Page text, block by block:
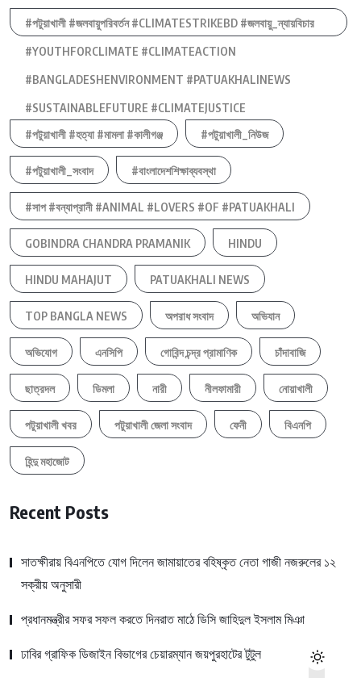
#পটুয়াখালী #জলবায়ুপরিবর্তন #CLIMATESTRIKEBD #জলবায়ু_ন্যায়বিচার
#YOUTHFORCLIMATE #CLIMATEACTION
#BANGLADESHENVIRONMENT #PATUAKHALINEWS
#SUSTAINABLEFUTURE #CLIMATEJUSTICE
#পটুয়াখালী #হত্যা #মামলা #কালীগঞ্জ
#পটুয়াখালী_নিউজ
#পটুয়াখালী_সংবাদ #বাংলাদেশশিক্ষাব্যবস্থা
#সাপ #বন্যাপ্রানী #ANIMAL #LOVERS #OF #PATUAKHALI
GOBINDRA CHANDRA PRAMANIK HINDU
HINDU MAHAJUT PATUAKHALI NEWS
TOP BANGLA NEWS অপরাধ সংবাদ অভিযান
অভিযোগ এনসিপি গোবিন্দ চন্দ্র প্রামাণিক চাঁদাবাজি
ছাত্রদল ডিমলা নারী নীলফামারী নোয়াখালী
পটুয়াখালী খবর পটুয়াখালী জেলা সংবাদ ফেনী বিএনপি
হিন্দু মহাজোট
Recent Posts
সাতক্ষীরায় বিএনপিতে যোগ দিলেন জামায়াতের বহিষ্কৃত নেতা গাজী নজরুলের ১২
সক্রীয় অনুসারী
প্রধানমন্ত্রীর সফর সফল করতে দিনরাত মাঠে ডিসি জাহিদুল ইসলাম মিঞা
ঢাবির গ্রাফিক ডিজাইন বিভাগের চেয়ারম্যান জয়পুরহাটের টুটুল